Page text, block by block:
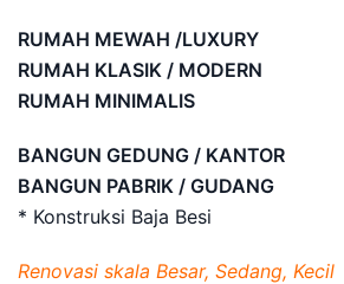
RUMAH MEWAH /LUXURY
RUMAH KLASIK / MODERN
RUMAH MINIMALIS
BANGUN GEDUNG / KANTOR
BANGUN PABRIK / GUDANG
* Konstruksi Baja Besi
Renovasi skala Besar, Sedang, Kecil